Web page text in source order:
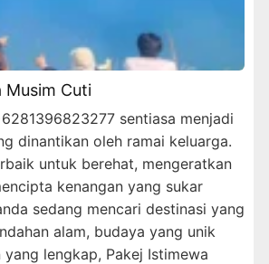
Musim Cuti
sentiasa menjadi
dinantikan oleh ramai keluarga.
untuk berehat, mengeratkan
kenangan yang sukar
sedang mencari destinasi yang
alam, budaya yang unik
lengkap, Pakej Istimewa